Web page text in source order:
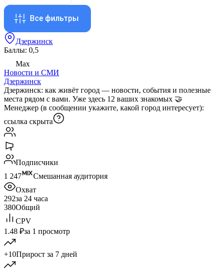
Все фильтры
Дзержинск
Баллы: 0,5
Max
Новости и СМИ
Дзержинск
Дзержинск: как живёт город — новости, события и полезные
места рядом с вами. Уже здесь 12 ваших знакомых 🤝
Менеджер (в сообщении укажите, какой город интересует):
ссылка скрыта
Подписчики
1 247
Смешанная аудитория
Охват
292за 24 часа
380Общий
CPV
1.48 ₽за 1 просмотр
+10Прирост за 7 дней